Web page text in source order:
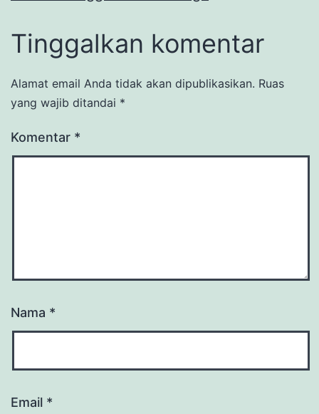
Tinggalkan komentar
Alamat email Anda tidak akan dipublikasikan. Ruas
yang wajib ditandai *
Komentar *
Nama *
Email *